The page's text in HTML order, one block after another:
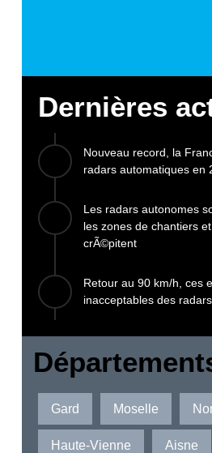
Dernières
Nouveau record, la
radars automatiques en
Les radars autonomes
les zones de chantiers
crÃ©pitent
Retour au 90 km/h, ces
inacceptables des
Gard Moselle
Haute-Vienne Aisne